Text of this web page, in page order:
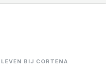
BIJ CORTENA